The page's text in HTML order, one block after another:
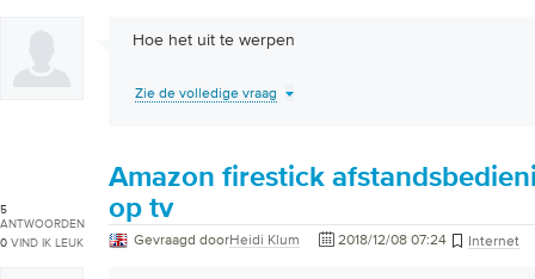
Hoe het uit te werpen
Zie de volledige vraag
5
ANTWOORDEN
0 VIND IK LEUK
Amazon firestick
op tv
Gevraagd doorHeidi Klum 2018/12/08 07:24 Internet